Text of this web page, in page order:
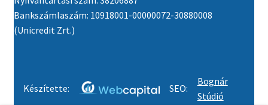
Bankszámlaszám: 10918001-00000072-30880008
(Unicredit Zrt.)
Készítette: SEO:
Bognár
Stúdió